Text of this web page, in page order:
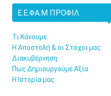
Ε.Ε.ΦΑ.Μ ΠΡΟΦΊΛ
Τι Κάνουμε
Η Αποστολή & οι Στόχοι μας
Διακυβέρνηση
Πως Δημιουργούμε Αξία
Η Ιστορία μας